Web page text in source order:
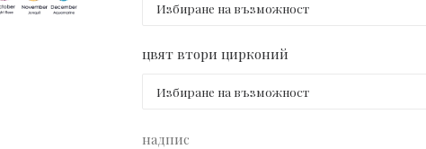
цвят втори цирконий
надпис